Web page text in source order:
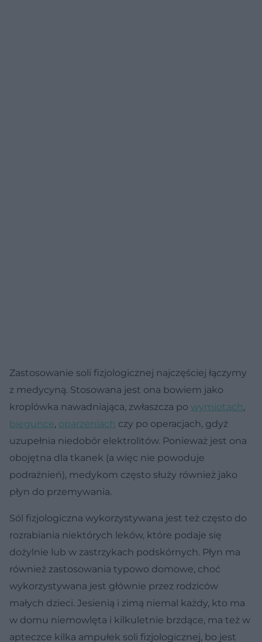
Zastosowanie soli fizjologicznej najczęściej łączymy
z medycyną. Stosowana jest ona bowiem jako
kroplówka nawadniająca, zwłaszcza po wymiotach,
biegunce, oparzeniach czy po operacjach, gdyż
uzupełnia niedobór elektrolitów. Ponieważ jest ona
obojętna dla tkanek (a więc nie powoduje
podrażnień), medykom często służy również jako
płyn do przemywania.
Sól fizjologiczna wykorzystywana jest też często do
rozrabiania niektórych leków, które podaje się
dożylnie lub w zastrzykach podskórnych. Płyn ma
również zastosowania typowo domowe, choć
wykorzystywana jest głównie przez rodziców
małych dzieci. Jesienią i zimą niemal każdy, kto ma
w domu niemowlęta i kilkuletnie brzdące, ma też w
apteczce kilka ampułek soli fizjologicznej, bo jest